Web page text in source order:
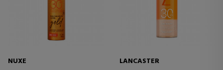
NUXE
LANCASTER